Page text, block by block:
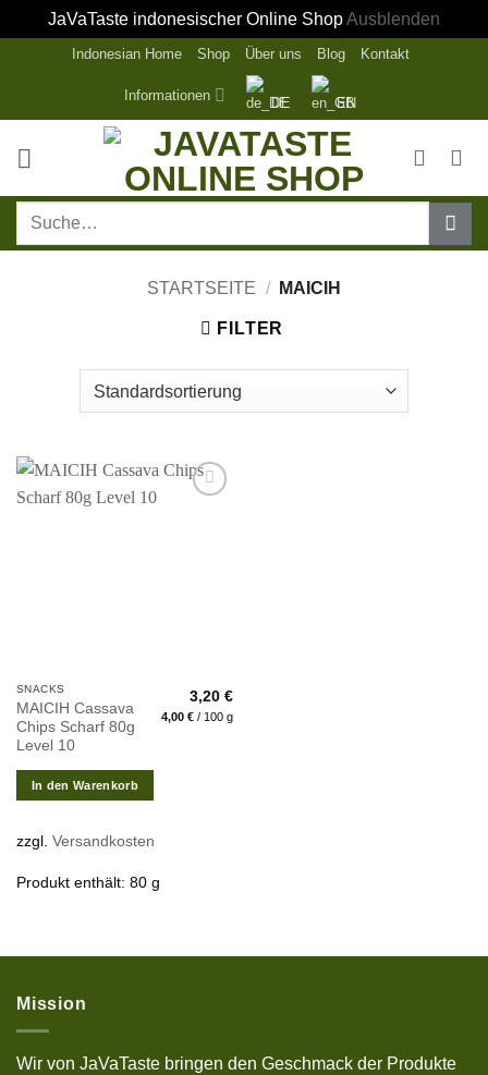
JaVaTaste indonesischer Online ShopAusblenden
Indonesian Home Shop Über uns Blog Kontakt
Informationen DE EN
Suche
STARTSEITE / MAICIH
FILTER
SNACKS
MAICIH Cassava
Chips Scharf 80g
Level 10
3,20€
4,00€ / 100 g
In den Warenkorb
zzgl. Versandkosten
Produkt enthält: 80 g
Mission
Wir von JaVaTaste bringen den Geschmack der Produkte